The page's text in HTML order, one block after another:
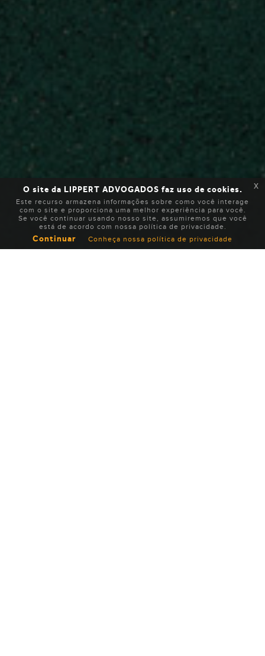
O site da LIPPERT ADVOGADOS faz uso de cookies.
Este recurso armazena informações sobre como você interage
com o site e proporciona uma melhor experiência para você.
Se você continuar usando nosso site, assumiremos que você
está de acordo com nossa política de privacidade.
Continuar Conheça nossa política de privacidade
x